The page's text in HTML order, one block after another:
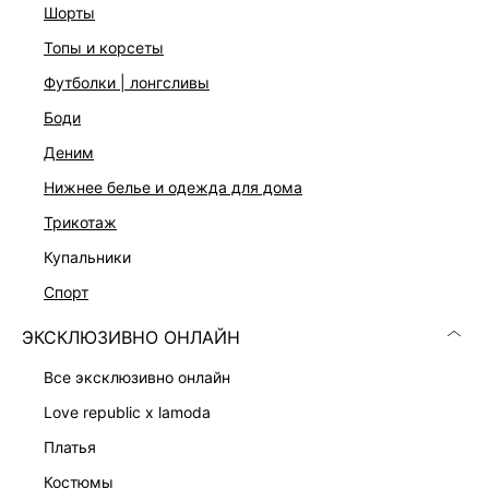
шорты
топы и корсеты
футболки | лонгсливы
боди
деним
нижнее белье и одежда для дома
трикотаж
купальники
спорт
ЭКСКЛЮЗИВНО ОНЛАЙН
все эксклюзивно онлайн
love republic x lamoda
платья
костюмы
КАТАЛОГ
КОМПАНИЯ
ЛИЧНЫЙ КАБИНЕТ